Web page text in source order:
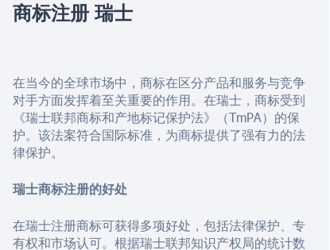
商标注册瑞士
在当今的全球市场中，商标在区分产品和服务与竞争
对手方面发挥着至关重要的作用。在瑞士，商标受到
《瑞士联邦商标和产地标记保护法》（TmPA）的保
护。该法案符合国际标准，为商标提供了强有力的法
律保护。
瑞士商标注册的好处
在瑞士注册商标可获得多项好处，包括法律保护、专
有权和市场认可。根据瑞士联邦知识产权局的统计数